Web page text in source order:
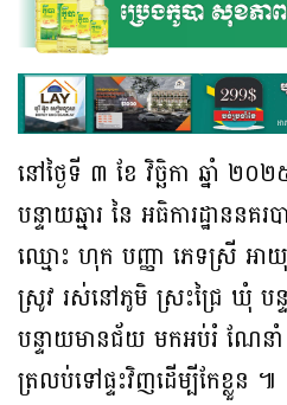
នៅថ្ងៃទី ៣ ខែ វិច្ឆិកា ឆ្នាំ ២០
បន្ទាយឆ្មារ នៃ អធិការដ្ឋានន
ឈ្មោះ ហុក បញ្ញា ភេទស្រី អា
ស្រូវ រស់នៅភូមិ ស្រះជ្រៃ ឃុំ បន្ទ
បន្ទាយមានជ័យ មកអប់រំ ណែនាំ
ត្រលប់ទៅផ្ទះវិញដើម្បីកែខ្លួន ៕